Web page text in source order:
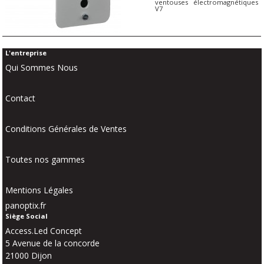
ventouses électromagnétiques
V7
L'entreprise
Qui Sommes Nous
Contact
Conditions Générales de Ventes
Toutes nos gammes
Mentions Légales
panoptix.fr
Siège Social
Access.Led Concept
5 Avenue de la concorde
21000 Dijon